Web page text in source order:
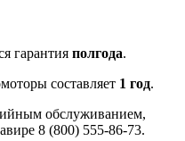
гарантия полгода.
составляет 1 год.
обслуживанием,
8 (800) 555-86-73.